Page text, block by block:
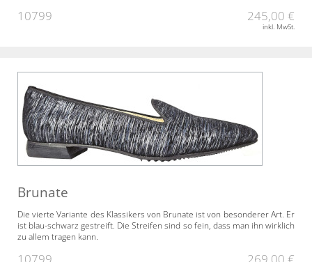
10799 245,00 €
inkl. MwSt.
Brunate
Die vierte Variante des Klassikers von Brunate ist von besonderer Art. Er
ist blau-schwarz gestreift. Die Streifen sind so fein, dass man ihn wirklich
zu allem tragen kann.